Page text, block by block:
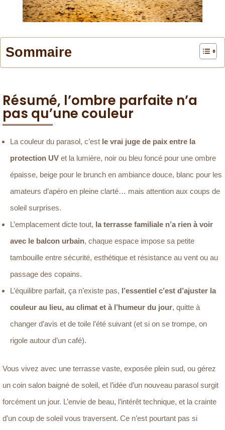
Sommaire
Résumé, l’ombre parfaite n’a
pas qu’une couleur
La couleur du parasol, c’est le vrai juge de paix entre la
protection UV et la lumière, noir ou bleu foncé pour une ombre
épaisse, beige pour le brunch en ambiance douce, blanc pour les
amateurs d’apéro en pleine clarté… mais attention aux coups de
soleil surprises.
L’emplacement dicte tout, la terrasse familiale n’a rien à voir
avec le balcon urbain, chaque espace impose sa petite
tambouille entre sécurité, esthétique et résistance au vent ou au
passage des copains.
L’équilibre parfait, ça n’existe pas, l’essentiel c’est d’ajuster la
couleur au lieu, au climat et à l’humeur du jour, quitte à
changer d’avis et de toile l’été suivant (et si on se trompe, on
rigole autour d’un café).
Vous vivez avec une terrasse vaste, exposée plein sud, ou gérez
un coin salon baigné de soleil, et l’idée d’un nouveau parasol surgit
forcément un jour. L’envie de beau, l’intérêt technique, et la crainte
d’un coup de soleil vous traversent. Ce n’est pourtant pas si